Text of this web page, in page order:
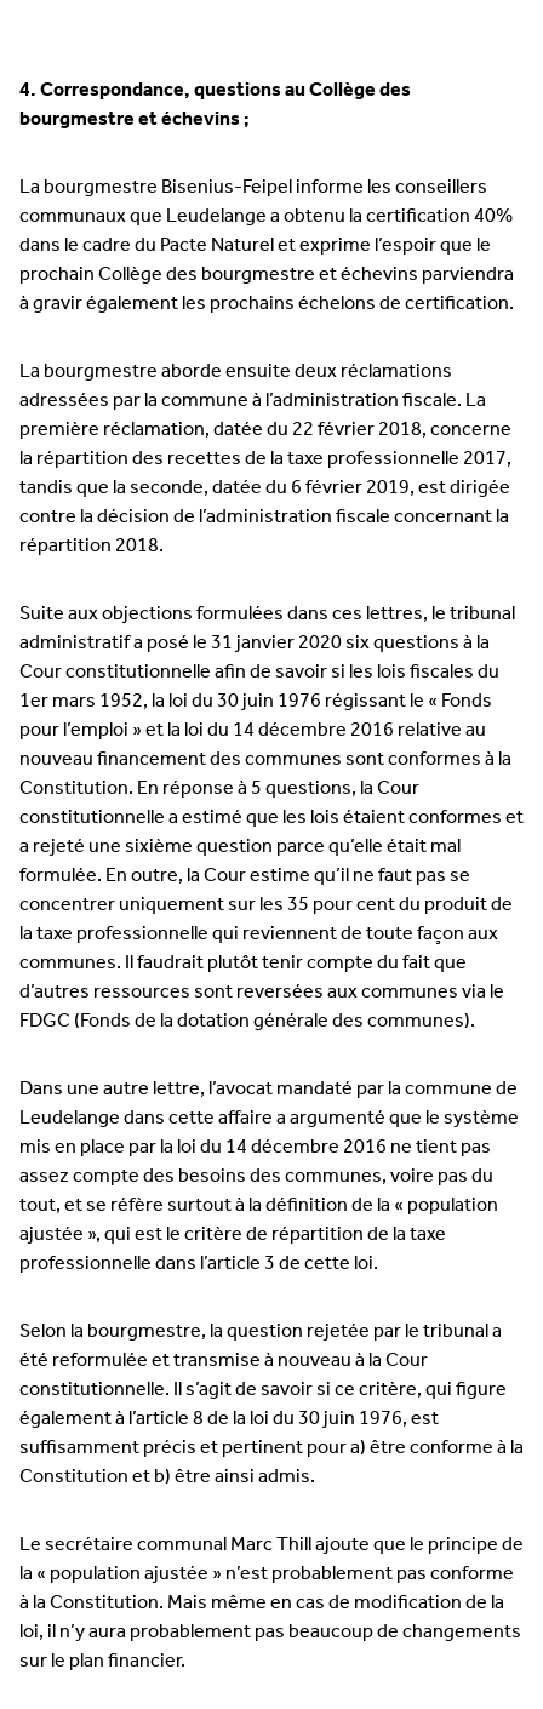
4. Correspondance, questions au Collège des
bourgmestre et échevins ;
La bourgmestre Bisenius-Feipel informe les conseillers
communaux que Leudelange a obtenu la certification 40%
dans le cadre du Pacte Naturel et exprime l’espoir que le
prochain Collège des bourgmestre et échevins parviendra
à gravir également les prochains échelons de certification.
La bourgmestre aborde ensuite deux réclamations
adressées par la commune à l’administration fiscale. La
première réclamation, datée du 22 février 2018, concerne
la répartition des recettes de la taxe professionnelle 2017,
tandis que la seconde, datée du 6 février 2019, est dirigée
contre la décision de l’administration fiscale concernant la
répartition 2018.
Suite aux objections formulées dans ces lettres, le tribunal
administratif a posé le 31 janvier 2020 six questions à la
Cour constitutionnelle afin de savoir si les lois fiscales du
1er mars 1952, la loi du 30 juin 1976 régissant le « Fonds
pour l’emploi » et la loi du 14 décembre 2016 relative au
nouveau financement des communes sont conformes à la
Constitution. En réponse à 5 questions, la Cour
constitutionnelle a estimé que les lois étaient conformes et
a rejeté une sixième question parce qu’elle était mal
formulée. En outre, la Cour estime qu’il ne faut pas se
concentrer uniquement sur les 35 pour cent du produit de
la taxe professionnelle qui reviennent de toute façon aux
communes. Il faudrait plutôt tenir compte du fait que
d’autres ressources sont reversées aux communes via le
FDGC (Fonds de la dotation générale des communes).
Dans une autre lettre, l’avocat mandaté par la commune de
Leudelange dans cette affaire a argumenté que le système
mis en place par la loi du 14 décembre 2016 ne tient pas
assez compte des besoins des communes, voire pas du
tout, et se réfère surtout à la définition de la « population
ajustée », qui est le critère de répartition de la taxe
professionnelle dans l’article 3 de cette loi.
Selon la bourgmestre, la question rejetée par le tribunal a
été reformulée et transmise à nouveau à la Cour
constitutionnelle. Il s’agit de savoir si ce critère, qui figure
également à l’article 8 de la loi du 30 juin 1976, est
suffisamment précis et pertinent pour a) être conforme à la
Constitution et b) être ainsi admis.
Le secrétaire communal Marc Thill ajoute que le principe de
la « population ajustée » n’est probablement pas conforme
à la Constitution. Mais même en cas de modification de la
loi, il n’y aura probablement pas beaucoup de changements
sur le plan financier.